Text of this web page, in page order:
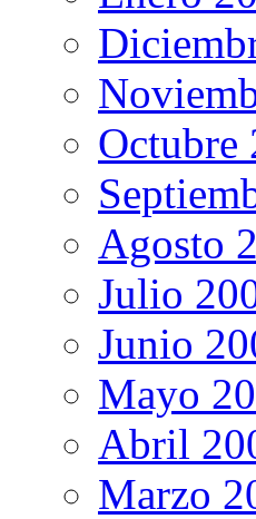
Octubre
Agosto
Julio
Junio
Mayo
Abril
Marzo